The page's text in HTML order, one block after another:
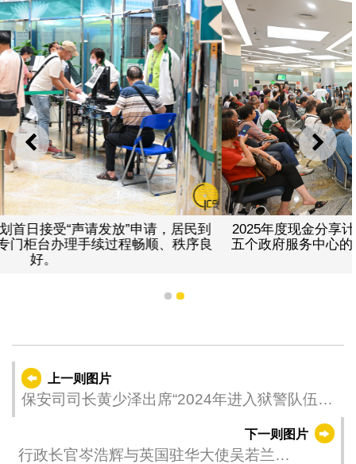
上一则 下一
，居民到
、秩序良
2025年度现金分享计划首日接受“声请发放”申
五个政府服务中心的专门柜台办理手续过程畅
1 2
上一则图片
保安司司长黄少泽出席“2024年进入狱警队伍职
下一则图片
行政长官岑浩辉与英国驻华大使吴若兰